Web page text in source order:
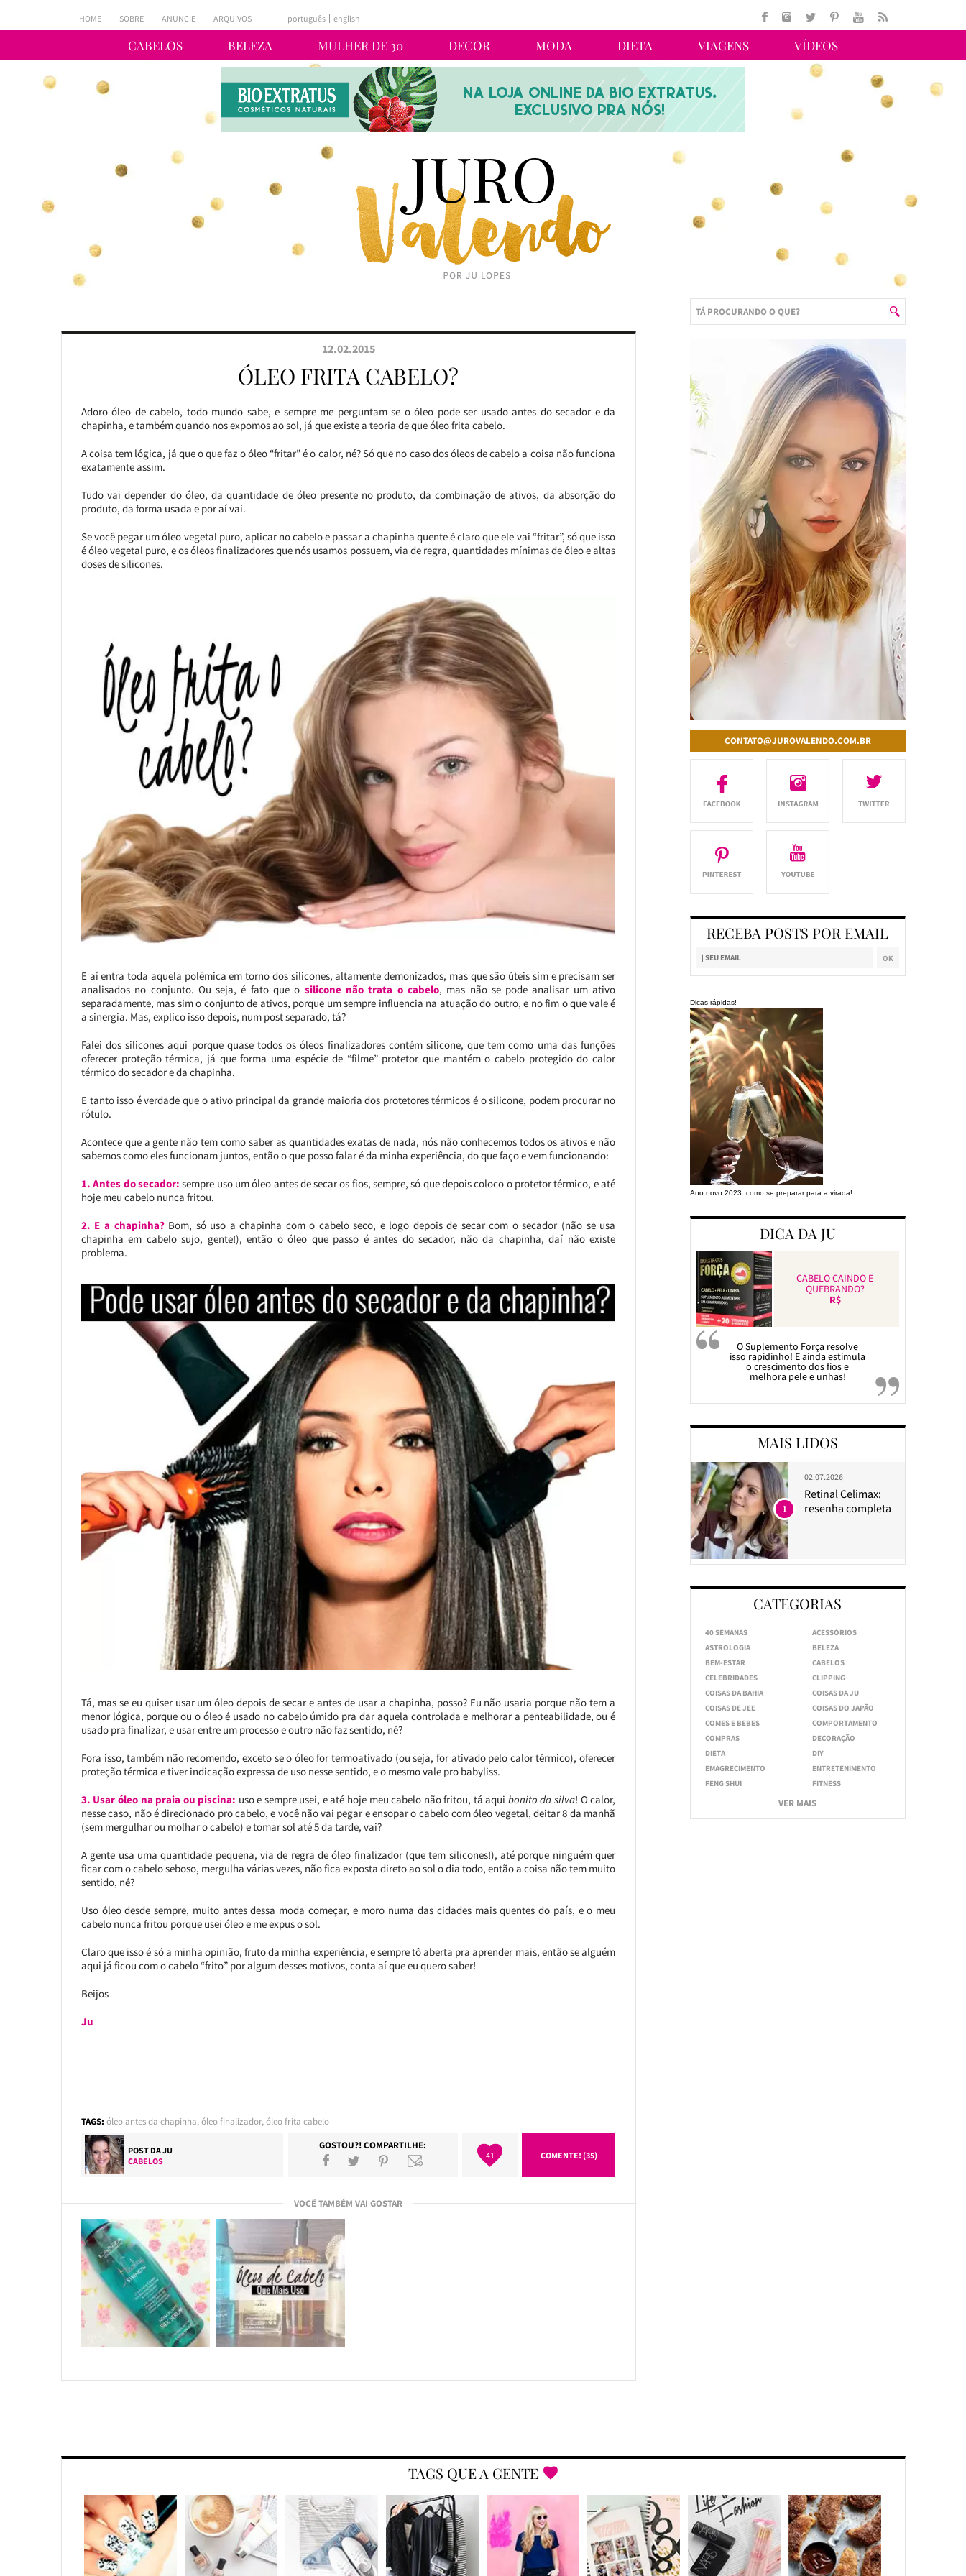
CABELOS BELEZA MULHER DE 30 DECOR MODA DIETA VIAGENS VÍDEOS
HOME SOBRE ANUNCIE ARQUIVOS português english
12.02.2015
ÓLEO FRITA CABELO?
Adoro óleo de cabelo, todo mundo sabe, e sempre me perguntam se o óleo pode ser usado antes do secador e da
chapinha, e também quando nos expomos ao sol, já que existe a teoria de que óleo frita cabelo.
A coisa tem lógica, já que o que faz o óleo “fritar” é o calor, né? Só que no caso dos óleos de cabelo a coisa não funciona
exatamente assim.
Tudo vai depender do óleo, da quantidade de óleo presente no produto, da combinação de ativos, da absorção do
produto, da forma usada e por aí vai.
Se você pegar um óleo vegetal puro, aplicar no cabelo e passar a chapinha quente é claro que ele vai “fritar”, só que isso
é óleo vegetal puro, e os óleos finalizadores que nós usamos possuem, via de regra, quantidades mínimas de óleo e altas
doses de silicones.
E aí entra toda aquela polêmica em torno dos silicones, altamente demonizados, mas que são úteis sim e precisam ser
analisados no conjunto. Ou seja, é fato que o silicone não trata o cabelo, mas não se pode analisar um ativo
separadamente, mas sim o conjunto de ativos, porque um sempre influencia na atuação do outro, e no fim o que vale é
a sinergia. Mas, explico isso depois, num post separado, tá?
Falei dos silicones aqui porque quase todos os óleos finalizadores contém silicone, que tem como uma das funções
oferecer proteção térmica, já que forma uma espécie de “filme” protetor que mantém o cabelo protegido do calor
térmico do secador e da chapinha.
E tanto isso é verdade que o ativo principal da grande maioria dos protetores térmicos é o silicone, podem procurar no
rótulo.
Acontece que a gente não tem como saber as quantidades exatas de nada, nós não conhecemos todos os ativos e não
sabemos como eles funcionam juntos, então o que posso falar é da minha experiência, do que faço e vem funcionando:
1. Antes do secador: sempre uso um óleo antes de secar os fios, sempre, só que depois coloco o protetor térmico, e até
hoje meu cabelo nunca fritou.
2. E a chapinha?Bom, só uso a chapinha com o cabelo seco, e logo depois de secar com o secador (não se usa
chapinha em cabelo sujo, gente!), então o óleo que passo é antes do secador, não da chapinha, daí não existe
problema.
Tá, mas se eu quiser usar um óleo depois de secar e antes de usar a chapinha, posso? Eu não usaria porque não tem a
menor lógica, porque ou o óleo é usado no cabelo úmido pra dar aquela controlada e melhorar a penteabilidade, ou é
usado pra finalizar, e usar entre um processo e outro não faz sentido, né?
Fora isso, também não recomendo, exceto se o óleo for termoativado (ou seja, for ativado pelo calor térmico), oferecer
proteção térmica e tiver indicação expressa de uso nesse sentido, e o mesmo vale pro babyliss.
3. Usar óleo na praia ou piscina: uso e sempre usei, e até hoje meu cabelo não fritou, tá aqui bonito da silva! O calor,
nesse caso, não é direcionado pro cabelo, e você não vai pegar e ensopar o cabelo com óleo vegetal, deitar 8 da manhã
(sem mergulhar ou molhar o cabelo) e tomar sol até 5 da tarde, vai?
A gente usa uma quantidade pequena, via de regra de óleo finalizador (que tem silicones!), até porque ninguém quer
ficar com o cabelo seboso, mergulha várias vezes, não fica exposta direto ao sol o dia todo, então a coisa não tem muito
sentido, né?
Uso óleo desde sempre, muito antes dessa moda começar, e moro numa das cidades mais quentes do país, e o meu
cabelo nunca fritou porque usei óleo e me expus o sol.
Claro que isso é só a minha opinião, fruto da minha experiência, e sempre tô aberta pra aprender mais, então se alguém
aqui já ficou com o cabelo “frito” por algum desses motivos, conta aí que eu quero saber!
Beijos
Ju
TAGS: óleo antes da chapinha,óleo finalizador,óleo frita cabelo
POST DAJU
CABELOS
GOSTOU?! COMPARTILHE:
41 COMENTE! (35)
VOCÊ TAMBÉM VAI GOSTAR
CONTATO@JUROVALENDO.COM.BR
RECEBA POSTS POR EMAIL
Dicas rápidas!
Ano novo 2023: como se preparar para a virada!
DICA DA JU
CABELO CAINDO E
QUEBRANDO?
R$
O Suplemento Força resolve
isso rapidinho! E ainda estimula
o crescimento dos fios e
melhora pele e unhas!
MAIS LIDOS
02.07.2026
Retinal Celimax:
resenha completa
1
CATEGORIAS
40 SEMANAS
ACESSÓRIOS
ASTROLOGIA
BELEZA
BEM-ESTAR
CABELOS
CELEBRIDADES
CLIPPING
COISAS DA BAHIA
COISAS DA JU
COISAS DE JEE
COISAS DO JAPÃO
COMES E BEBES
COMPORTAMENTO
COMPRAS
DECORAÇÃO
DIETA
DIY
EMAGRECIMENTO
ENTRETENIMENTO
FENG SHUI
FITNESS
VER MAIS
TAGS QUE A GENTE